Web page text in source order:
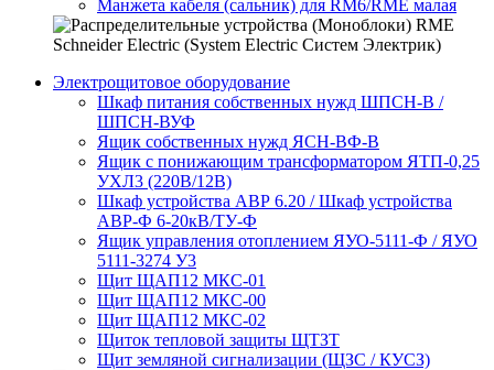
Манжета кабеля (сальник) для RM6/RME малая
Электрощитовое оборудование
Шкаф питания собственных нужд ШПСН-В /
ШПСН-ВУФ
Ящик собственных нужд ЯСН-ВФ-В
Ящик с понижающим трансформатором ЯТП-0,25
УХЛ3 (220В/12В)
Шкаф устройства АВР 6.20 / Шкаф устройства
АВР-Ф 6-20кВ/ТУ-Ф
Ящик управления отоплением ЯУО-5111-Ф / ЯУО
5111-3274 У3
Щит ЩАП12 МКС-01
Щит ЩАП12 МКС-00
Щит ЩАП12 МКС-02
Щиток тепловой защиты ЩТЗТ
Щит земляной сигнализации (ЩЗС / КУСЗ)